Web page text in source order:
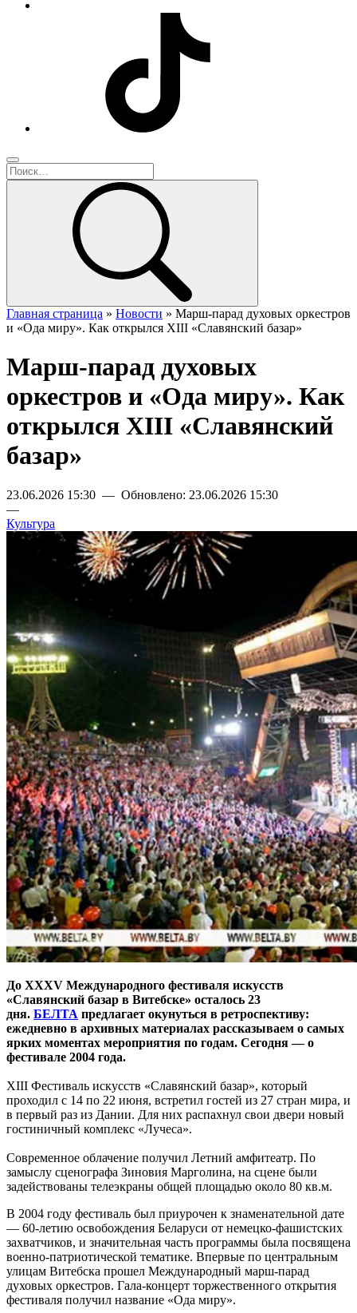
Главная страница » Новости » Марш-парад духовых оркестров
и «Ода миру». Как открылся XIII «Славянский базар»
Марш-парад духовых
оркестров и «Ода миру». Как
открылся XIII «Славянский
базар»
23.06.2026 15:30 — Обновлено: 23.06.2026 15:30
—
Культура
До XXXV Международного фестиваля искусств
«Славянский базар в Витебске» осталось 23
дня. БЕЛТА предлагает окунуться в ретроспективу:
ежедневно в архивных материалах рассказываем о самых
ярких моментах мероприятия по годам. Сегодня — о
фестивале 2004 года.
XIII Фестиваль искусств «Славянский базар», который
проходил с 14 по 22 июня, встретил гостей из 27 стран мира, и
в первый раз из Дании. Для них распахнул свои двери новый
гостиничный комплекс «Лучеса».
Современное облачение получил Летний амфитеатр. По
замыслу сценографа Зиновия Марголина, на сцене были
задействованы телеэкраны общей площадью около 80 кв.м.
В 2004 году фестиваль был приурочен к знаменательной дате
— 60-летию освобождения Беларуси от немецко-фашистских
захватчиков, и значительная часть программы была посвящена
военно-патриотической тематике. Впервые по центральным
улицам Витебска прошел Международный марш-парад
духовых оркестров. Гала-концерт торжественного открытия
фестиваля получил название «Ода миру».